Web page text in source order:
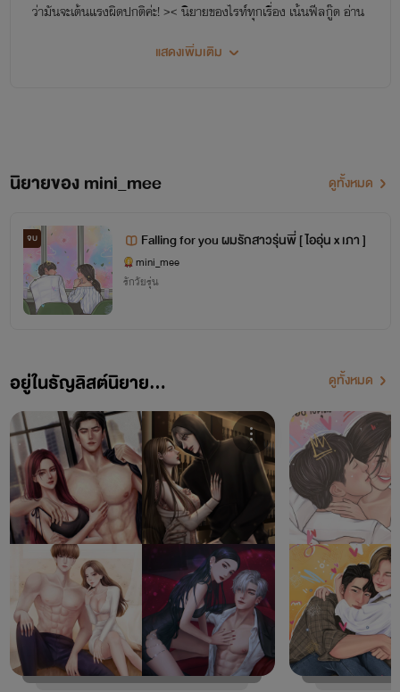
ว่ามันจะเต้นแรงผิดปกติค่ะ! >< นิยายของไรท์ทุกเรื่อง เน้นฟีลกู๊ด อ่าน
แล้วหัวใจเต้นแรง ตัวเบา ๆ ยิ้มแก้มแตกค่ะ ไม่เน้นความดราม่าใดใด
แสดงเพิ่มเติม
นิยายของ mini_mee ดูทั้งหมด
จบ Falling for you ผมรักสาวรุ่นพี่ [ ไออุ่น x เภา ]
mini_mee
รักวัยรุ่น
อยู่ในธัญลิสต์นิยาย... ดูทั้งหมด